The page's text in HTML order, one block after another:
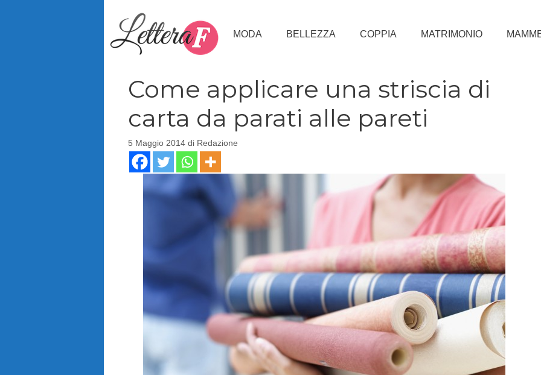
MODA BELLEZZA COPPIA MATRIMONIO
Come applicare una striscia di
carta da parati alle pareti
5 Maggio 2014 di Redazione